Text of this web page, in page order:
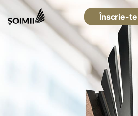
Înscrie-te